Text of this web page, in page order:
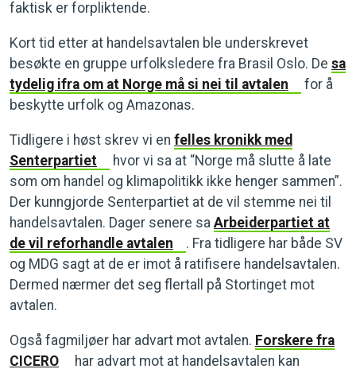
faktisk er forpliktende.
Kort tid etter at handelsavtalen ble underskrevet
besøkte en gruppe urfolksledere fra Brasil Oslo. De sa
tydelig ifra om at Norge må si nei til avtalen
for å
beskytte urfolk og Amazonas.
Tidligere i høst skrev vi en felles kronikk med
Senterpartiet
hvor vi sa at “Norge må slutte å late
som om handel og klimapolitikk ikke henger sammen”.
Der kunngjorde Senterpartiet at de vil stemme nei til
handelsavtalen. Dager senere sa Arbeiderpartiet at
de vil reforhandle avtalen
. Fra tidligere har både SV
og MDG sagt at de er imot å ratifisere handelsavtalen.
Dermed nærmer det seg flertall på Stortinget mot
avtalen.
Også fagmiljøer har advart mot avtalen. Forskere fra
CICERO
har advart mot at handelsavtalen kan